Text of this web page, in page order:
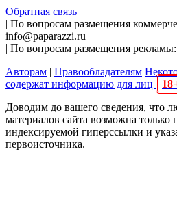
Обратная связь
| По вопросам размещения
info@paparazzi.ru
| По вопросам размещения рекламы:
Авторам | Правообладателям
содержат информацию для лиц
Доводим до вашего сведения, что
материалов сайта возможна
индексируемой гиперссылки и
первоисточника.